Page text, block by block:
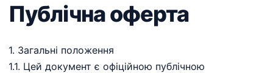
Публічна оферта
1.⁠ ⁠Загальні положення
1.1. Цей документ є офіційною публічною